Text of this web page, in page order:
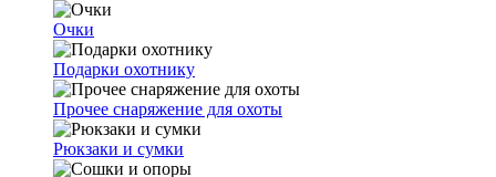
Очки
Подарки охотнику
Прочее снаряжение для охоты
Рюкзаки и сумки